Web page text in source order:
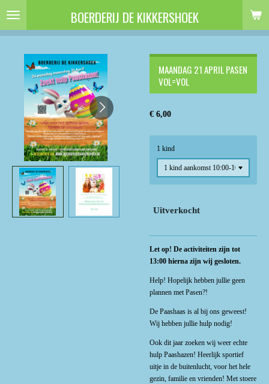
Ga
hoofdinhoud
BOERDERIJ DE KIKKERSHOEK
MAANDAG 21 APRIL PASEN
VOL=VOL
€ 6,00
1 kind
Uitverkocht
Let op! De activiteiten zijn tot
13:00 hierna zijn wij gesloten.
Help! Hopelijk hebben jullie geen
plannen met Pasen?!
De Paashaas is al bij ons geweest!
Wij hebben jullie hulp nodig!
Ook dit jaar zoeken wij weer echte
hulp Paashazen! Heerlijk sportief
uitje in de buitenlucht, voor het hele
gezin, familie en vrienden! Met stoere